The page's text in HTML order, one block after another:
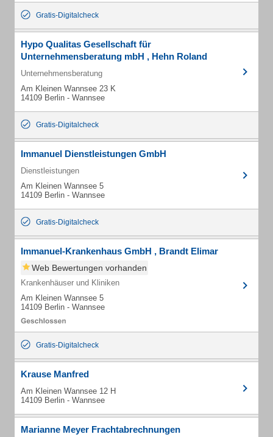
Gratis-Digitalcheck
Hypo Qualitas Gesellschaft für
Unternehmensberatung mbH , Hehn Roland
Unternehmensberatung
Am Kleinen Wannsee 23 K
14109 Berlin - Wannsee
Gratis-Digitalcheck
Immanuel Dienstleistungen GmbH
Dienstleistungen
Am Kleinen Wannsee 5
14109 Berlin - Wannsee
Gratis-Digitalcheck
Immanuel-Krankenhaus GmbH , Brandt Elimar
Web Bewertungen vorhanden
Krankenhäuser und Kliniken
Am Kleinen Wannsee 5
14109 Berlin - Wannsee
Gratis-Digitalcheck
Krause Manfred
Am Kleinen Wannsee 12 H
14109 Berlin - Wannsee
Marianne Meyer Frachtabrechnungen